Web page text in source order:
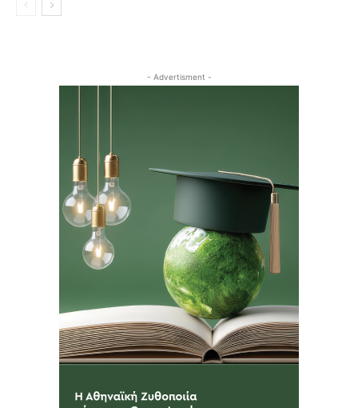
- Advertisment -